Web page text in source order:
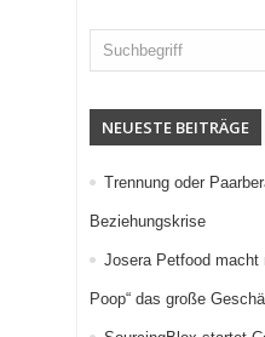
NEUESTE BEITRÄGE
Trennung oder
Beziehungskrise
Josera Petfood macht
Poop“ das große